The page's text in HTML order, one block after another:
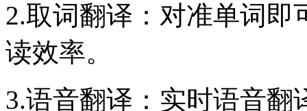
2.取词翻译：对准单词
读效率。
3.语音翻译：实时语音